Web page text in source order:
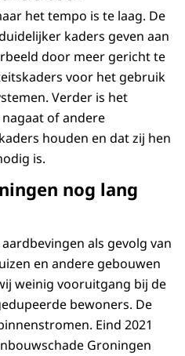
het tempo is te laag. De
kaders geven aan
door meer gericht te
voor het gebruik
Verder is het
of andere
houden en dat zij hen
is.
nog lang
als gevolg van
en andere gebouwen
weinig vooruitgang bij de
bewoners. De
Eind 2021
Groningen